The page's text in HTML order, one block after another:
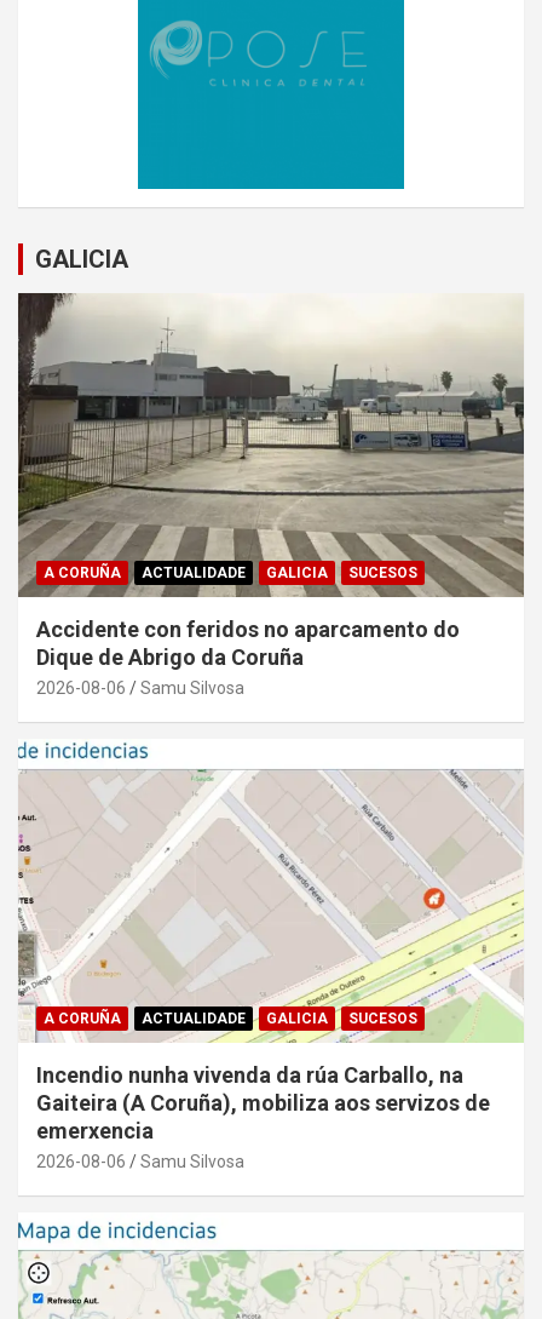
GALICIA
A CORUÑA ACTUALIDADE GALICIA SUCESOS
Accidente con feridos no aparcamento do
Dique de Abrigo da Coruña
2026-08-06 Samu Silvosa
A CORUÑA ACTUALIDADE GALICIA SUCESOS
Incendio nunha vivenda da rúa Carballo, na
Gaiteira (A Coruña), mobiliza aos servizos de
emerxencia
2026-08-06 Samu Silvosa